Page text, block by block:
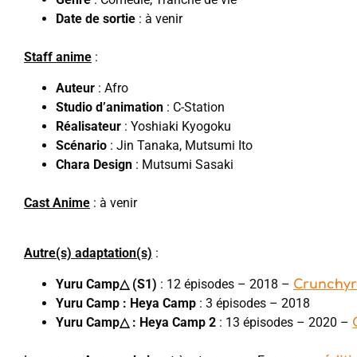
Date de sortie : à venir
Staff anime :
Auteur : Afro
Studio d’animation : C-Station
Réalisateur : Yoshiaki Kyogoku
Scénario : Jin Tanaka, Mutsumi Ito
Chara Design : Mutsumi Sasaki
Cast Anime : à venir
Autre(s) adaptation(s) :
Yuru Camp△ (S1) : 12 épisodes – 2018 –
Yuru Camp : Heya Camp : 3 épisodes – 2018
Yuru Camp△ : Heya Camp 2 : 13 épisodes – 2020 –